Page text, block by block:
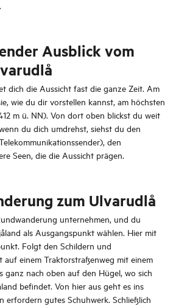
Ausblick vom
dich die Aussicht fast die ganze Zeit. Am
wie du dir vorstellen kannst, am höchsten
m ü. NN). Von dort oben blickst du weit
du dich umdrehst, siehst du den
den
Seen, die die Aussicht prägen.
zum Ulvarudlå
unternehmen, und du
als Ausgangspunkt wählen. Hier mit
Folgt den Schildern und
auf einem Traktorstraßenweg mit einem
ganz nach oben auf den Hügel, wo sich
befindet. Von hier aus geht es ins
erfordern gutes Schuhwerk. Schließlich